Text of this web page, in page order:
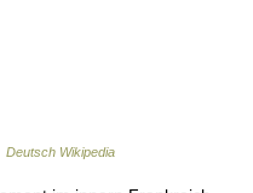
Deutsch Wikipedia